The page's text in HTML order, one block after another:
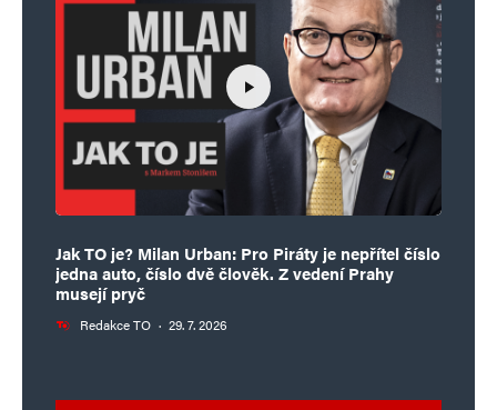
Jak TO je? Milan Urban: Pro Piráty je nepřítel číslo
jedna auto, číslo dvě člověk. Z vedení Prahy
musejí pryč
Redakce TO · 29. 7. 2026